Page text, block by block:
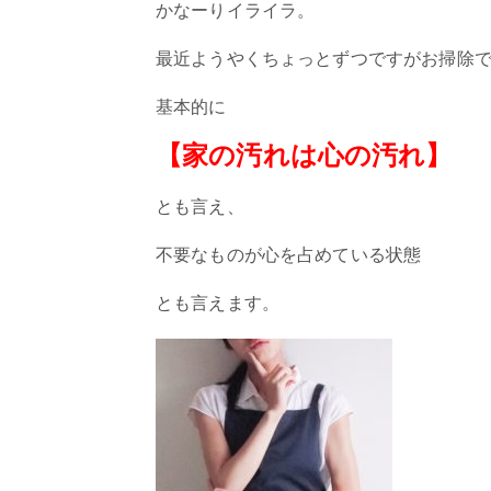
かなーりイライラ。
最近ようやくちょっとずつですがお掃除
基本的に
【家の汚れは心の汚れ】
とも言え、
不要なものが心を占めている状態
とも言えます。